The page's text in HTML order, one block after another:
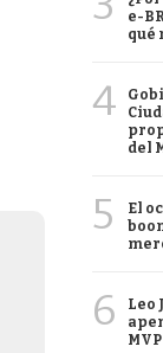
e-
qué
4
del
5
El
6
Leo